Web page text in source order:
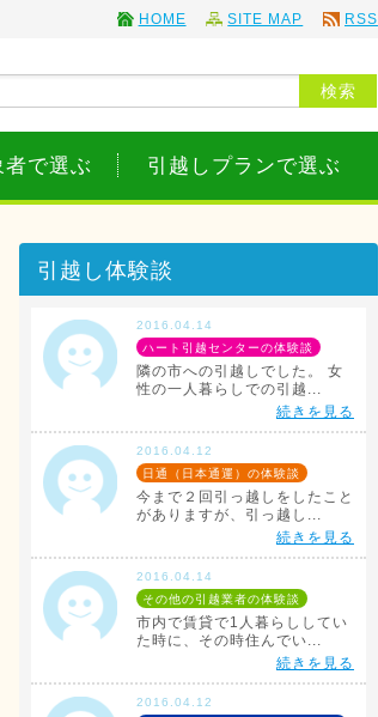
HOME SITE MAP RSS
で選ぶ 引越しプランで選ぶ
引越し体験談
2016.04.14
ハート引越センターの体験談
隣の市への引越しでした。 女
性の一人暮らしでの引越...
続きを見る
2016.04.12
日通（日本通運）の体験談
今まで２回引っ越しをしたこと
がありますが、引っ越し...
続きを見る
2016.04.14
その他の引越業者の体験談
市内で賃貸で1人暮らししてい
た時に、その時住んでい...
続きを見る
2016.04.12